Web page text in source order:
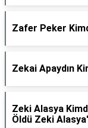
Zafer Peker
Zekai Apaydın
Zeki Alasya
Öldü Zeki